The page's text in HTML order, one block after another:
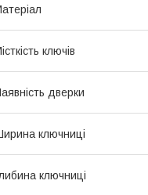
ключів
дверки
ключниці
ключниці